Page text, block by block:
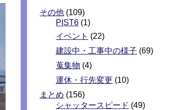
その他 (109)
PIST6 (1)
イベント (22)
建設中・工事中の様子 (69)
蒐集物 (4)
運休・行先変更 (10)
まとめ (156)
シャッタースピード (49)